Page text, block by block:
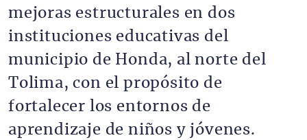
mejoras estructurales en dos
instituciones educativas del
municipio de Honda, al norte del
Tolima, con el propósito de
fortalecer los entornos de
aprendizaje de niños y jóvenes.